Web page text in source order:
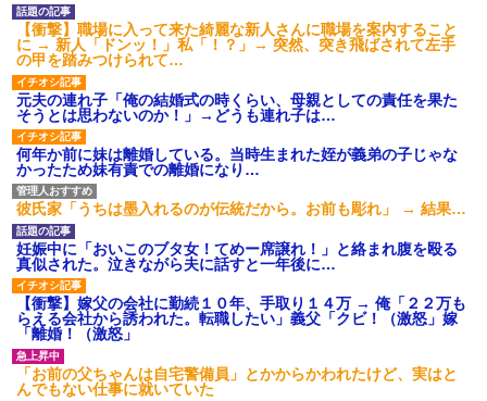
【衝撃】職場に入って来た綺麗な新人さんに職場を案内すること
に → 新人「ドンッ！」私「！？」→ 突然、突き飛ばされて左手
の甲を踏みつけられて…
元夫の連れ子「俺の結婚式の時くらい、母親としての責任を果た
そうとは思わないのか！」→どうも連れ子は…
何年か前に妹は離婚している。当時生まれた姪が義弟の子じゃな
かったため妹有責での離婚になり…
彼氏家「うちは墨入れるのが伝統だから。お前も彫れ」 → 結果…
妊娠中に「おいこのブタ女！てめー席譲れ！」と絡まれ腹を殴る
真似された。泣きながら夫に話すと一年後に…
【衝撃】嫁父の会社に勤続１０年、手取り１４万 → 俺「２２万も
らえる会社から誘われた。転職したい」義父「クビ！（激怒」嫁
「離婚！（激怒」
「お前の父ちゃんは自宅警備員」とかからかわれたけど、実はと
んでもない仕事に就いていた